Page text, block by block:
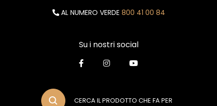
AL NUMERO VERDE 800 41 00 84
Su i nostri social
CERCA IL PRODOTTO CHE FA PER